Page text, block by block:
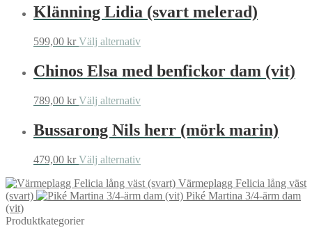
Klänning Lidia (svart melerad)
599,00 kr Välj alternativDen
produkten
har
varianter.
olika
alternativen
väljas
på
produktsidan
Chinos Elsa med benfickor dam (vit)
789,00 kr Välj alternativDen
produkten
har
varianter.
olika
alternativen
Bussarong Nils herr (mörk marin)
479,00 kr Välj alternativDen
produkten
har
Värmeplagg Felicia lång väst
(svart)
Piké Martina 3/4-ärm dam
(vit)
Produktkategorier